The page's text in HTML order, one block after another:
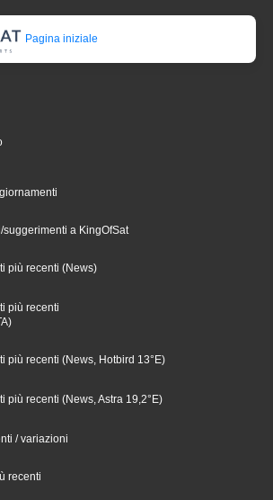
Pagina iniziale
suggerimenti a KingOfSat
più recenti (News)
più recenti
più recenti (News, Hotbird 13°E)
più recenti (News, Astra 19,2°E)
/ variazioni
recenti